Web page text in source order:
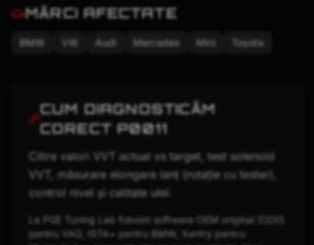
MĂRCI AFECTATE
BMW VW Audi Mercedes Mini Toyota
CUM DIAGNOSTICĂM
CORECTP0011
Citire valori VVT actual vs target, test solenoid
VVT, măsurare elongare lanț (rotație cu tester),
control nivel și calitate ulei.
La PGE Tuning Lab folosim software OEM original (ODIS
pentru VAG, ISTA+ pentru BMW, Xentry pentru